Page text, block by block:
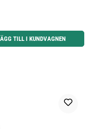
för att öka eller minska kvantiteten.
TILL I KUNDVAGNEN